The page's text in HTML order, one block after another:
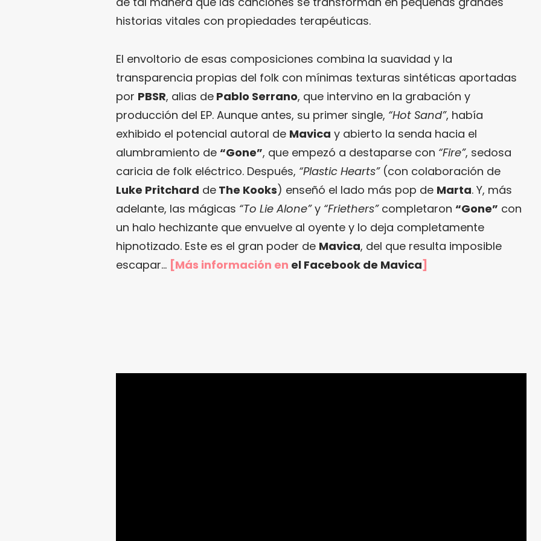
historias vitales con propiedades terapéuticas.
El envoltorio de esas composiciones combina la suavidad y la
transparencia propias del folk con mínimas texturas sintéticas aportadas
por PBSR, alias de Pablo Serrano, que intervino en la grabación y
producción del EP. Aunque antes, su primer single, “Hot Sand”, había
exhibido el potencial autoral de Mavica y abierto la senda hacia el
alumbramiento de “Gone”, que empezó a destaparse con “Fire”, sedosa
caricia de folk eléctrico. Después, “Plastic Hearts”(con colaboración de
Luke Pritchard de The Kooks) enseñó el lado más pop de Marta. Y, más
adelante, las mágicas “To Lie Alone”y “Friethers”completaron “Gone” con
un halo hechizante que envuelve al oyente y lo deja completamente
hipnotizado. Este es el gran poder de Mavica, del que resulta imposible
escapar… [Más información en el Facebook de Mavica]